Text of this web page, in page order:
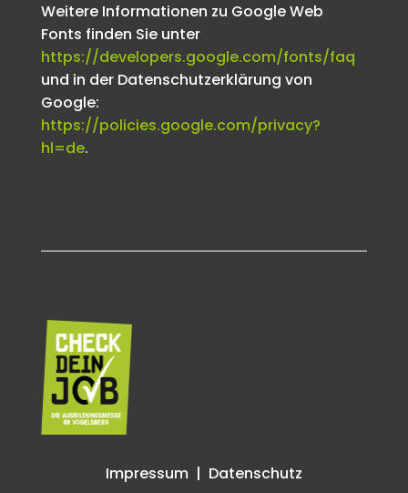
Weitere Informationen zu Google Web
Fonts finden Sie unter
https://developers.google.com/fonts/faq
und in der Datenschutzerklärung von
Google:
https://policies.google.com/privacy?
hl=de.
Impressum| Datenschutz